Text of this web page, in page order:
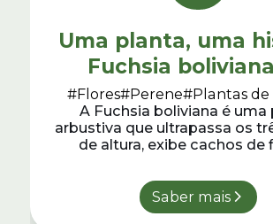
Uma planta, uma
Fuchsia
"mimos"
#Flores#Perene#Plantas
A Fuchsia boliviana é uma
arbustiva que ultrapassa os
de altura, exibe cachos de
Saber mais